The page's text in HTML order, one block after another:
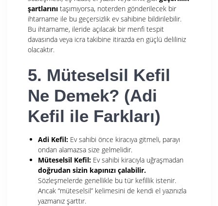
şartlarını taşımıyorsa, noterden gönderilecek bir
ihtarname ile bu geçersizlik ev sahibine bildirilebilir.
Bu ihtarname, ileride açılacak bir menfi tespit
davasında veya icra takibine itirazda en güçlü deliliniz
olacaktır.
5. Müteselsil Kefil
Ne Demek? (Adi
Kefil ile Farkları)
Adi Kefil: Ev sahibi önce kiracıya gitmeli, parayı
ondan alamazsa size gelmelidir.
Müteselsil Kefil: Ev sahibi kiracıyla uğraşmadan
doğrudan sizin kapınızı çalabilir.
Sözleşmelerde genellikle bu tür kefillik istenir.
Ancak “müteselsil” kelimesini de kendi el yazınızla
yazmanız şarttır.